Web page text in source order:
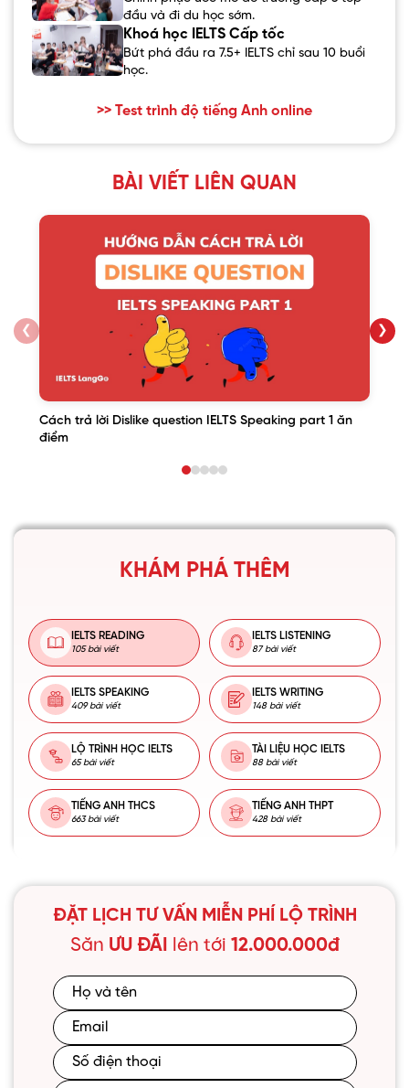
đầu và đi du học sớm.
Khoá học IELTS Cấp tốc
Bứt phá đầu ra 7.5+ IELTS chỉ sau 10 buổi
học.
>> Test trình độ tiếng Anh online
BÀI VIẾT LIÊN QUAN
❮
Cách trả lời Dislike question IELTS Speaking part 1 ăn
điểm
❯
KHÁM PHÁ THÊM
IELTS READING
105 bài viết
IELTS LISTENING
87 bài viết
IELTS SPEAKING
409 bài viết
IELTS WRITING
148 bài viết
LỘ TRÌNH HỌC IELTS
65 bài viết
TÀI LIỆU HỌC IELTS
88 bài viết
TIẾNG ANH THCS
663 bài viết
TIẾNG ANH THPT
428 bài viết
ĐẶT LỊCH TƯ VẤN MIỄN PHÍ LỘ TRÌNH
Săn ƯU ĐÃI lên tới 12.000.000đ